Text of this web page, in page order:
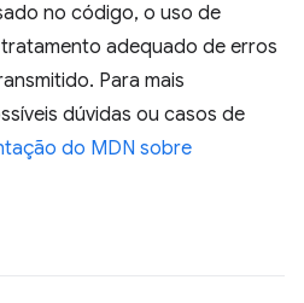
no código, o uso de
adequado de erros
Para mais
dúvidas ou casos de
do MDN sobre